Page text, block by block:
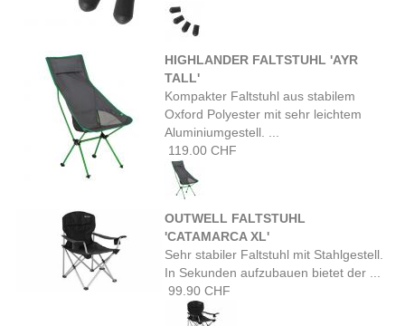
HIGHLANDER FALTSTUHL 'AYR
TALL'
Kompakter Faltstuhl aus stabilem
Oxford Polyester mit sehr leichtem
Aluminiumgestell. ...
119.00 CHF
OUTWELL FALTSTUHL
'CATAMARCA XL'
Sehr stabiler Faltstuhl mit Stahlgestell.
In Sekunden aufzubauen bietet der ...
99.90 CHF